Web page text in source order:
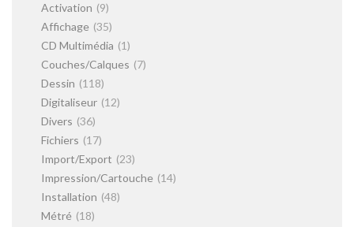
Activation (9)
Affichage (35)
CD Multimédia (1)
Couches/Calques (7)
Dessin (118)
Digitaliseur (12)
Divers (36)
Fichiers (17)
Import/Export (23)
Impression/Cartouche (14)
Installation (48)
Métré (18)